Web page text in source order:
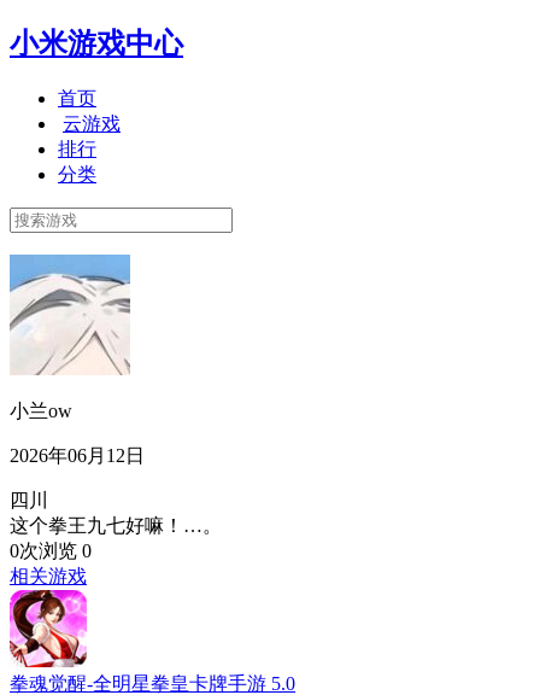
小米游戏中心
首页
云游戏
排行
分类
小兰ow
2026年06月12日
四川
这个拳王九七好嘛！…。
0次浏览 0
相关游戏
拳魂觉醒-全明星拳皇卡牌手游 5.0